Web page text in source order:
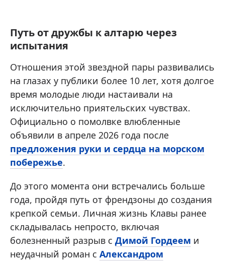
Путь от дружбы к алтарю через
испытания
Отношения этой звездной пары развивались
на глазах у публики более 10 лет, хотя долгое
время молодые люди настаивали на
исключительно приятельских чувствах.
Официально о помолвке влюбленные
объявили в апреле 2026 года после
предложения руки и сердца на морском
побережье.
До этого момента они встречались больше
года, пройдя путь от френдзоны до создания
крепкой семьи. Личная жизнь Клавы ранее
складывалась непросто, включая
болезненный разрыв с Димой Гордеем и
неудачный роман с Александром